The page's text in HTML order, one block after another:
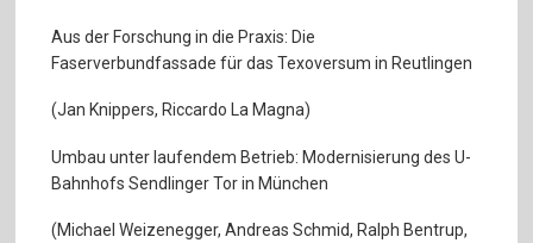
Aus der Forschung in die Praxis: Die
Faserverbundfassade für das Texoversum in Reutlingen
(Jan Knippers, Riccardo La Magna)
Umbau unter laufendem Betrieb: Modernisierung des U-
Bahnhofs Sendlinger Tor in München
(Michael Weizenegger, Andreas Schmid, Ralph Bentrup,